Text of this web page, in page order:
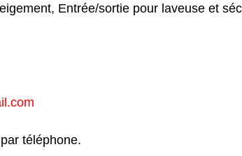
Entrée/sortie pour laveuse et
téléphone.